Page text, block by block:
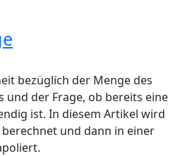
bezüglich der Menge des
und der Frage, ob bereits eine
ist. In diesem Artikel wird
und dann in einer